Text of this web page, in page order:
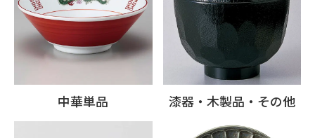
中華単品 漆器・木製品・その他